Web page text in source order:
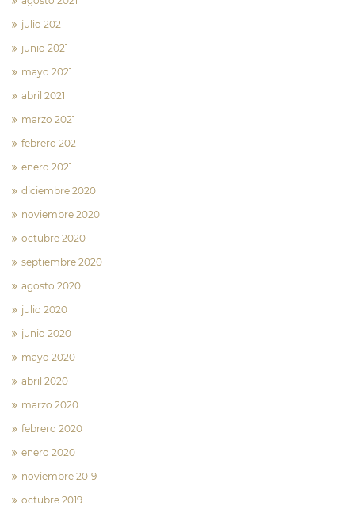
julio 2021
junio 2021
mayo 2021
abril 2021
marzo 2021
febrero 2021
enero 2021
diciembre 2020
noviembre 2020
octubre 2020
septiembre 2020
agosto 2020
julio 2020
junio 2020
mayo 2020
abril 2020
marzo 2020
febrero 2020
enero 2020
noviembre 2019
octubre 2019